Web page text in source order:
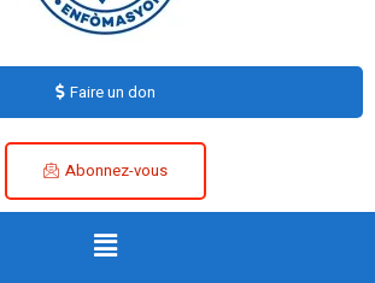
Faire un don
Abonnez-vous